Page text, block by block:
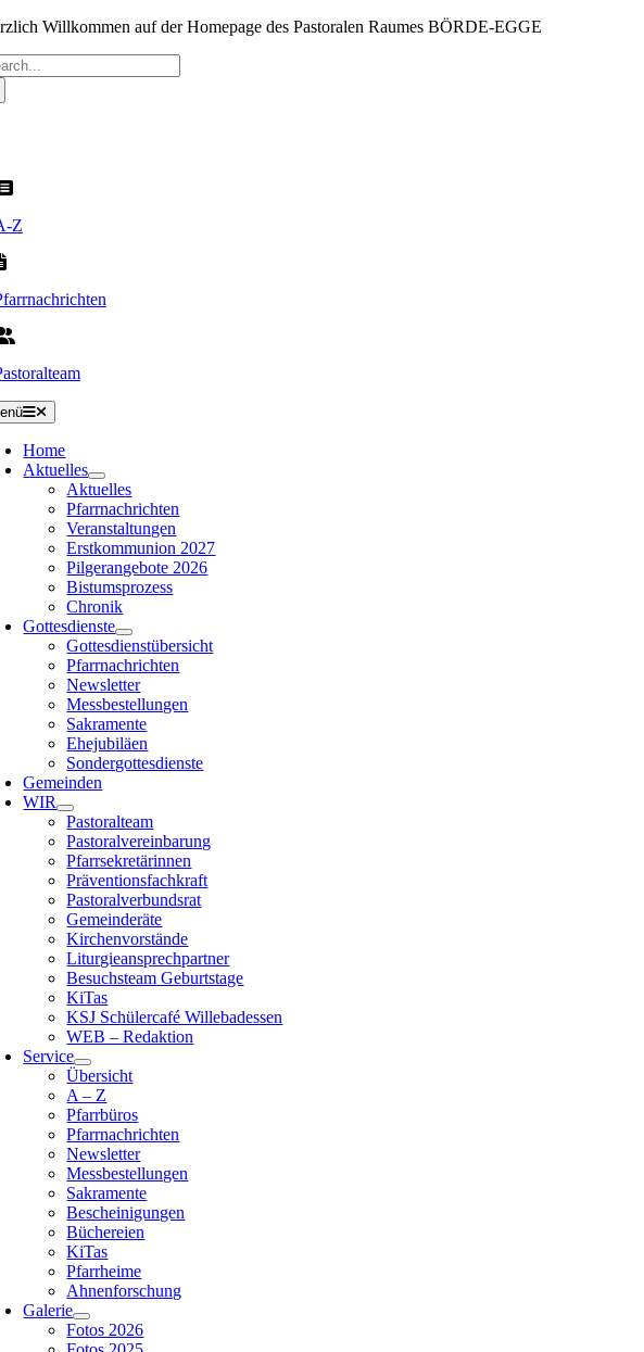
Zum
springen
Willkommen auf der Homepage des Pastoralen Raumes BÖRDE-EGGE
Z
Home
Aktuelles
Aktuelles
Pfarrnachrichten
Veranstaltungen
Erstkommunion 2027
Pilgerangebote 2026
Bistumsprozess
Chronik
Gottesdienste
Gottesdienstübersicht
Pfarrnachrichten
Newsletter
Messbestellungen
Sakramente
Ehejubiläen
Sondergottesdienste
Gemeinden
WIR
Pastoralteam
Pastoralvereinbarung
Pfarrsekretärinnen
Präventionsfachkraft
Pastoralverbundsrat
Gemeinderäte
Kirchenvorstände
Liturgieansprechpartner
Besuchsteam Geburtstage
KiTas
KSJ Schülercafé Willebadessen
WEB – Redaktion
Service
Übersicht
A – Z
Pfarrbüros
Pfarrnachrichten
Newsletter
Messbestellungen
Sakramente
Bescheinigungen
Büchereien
KiTas
Pfarrheime
Ahnenforschung
Galerie
Fotos 2026